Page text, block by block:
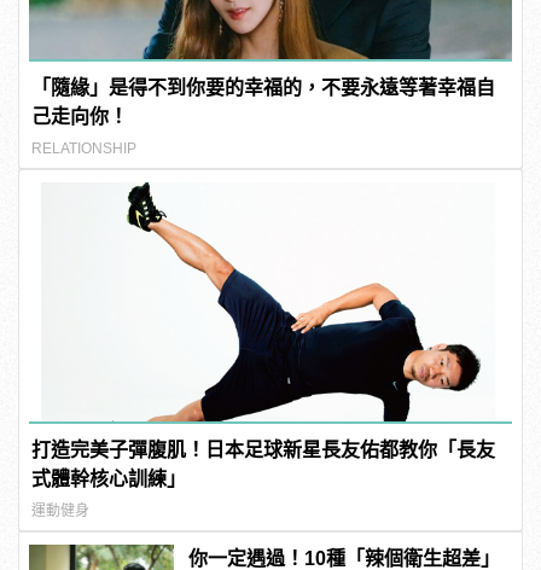
「隨緣」是得不到你要的幸福的，不要永遠等著幸福自
己走向你！
RELATIONSHIP
打造完美子彈腹肌！日本足球新星長友佑都教你「長友
式體幹核心訓練」
運動健身
你一定遇過！10種「辣個衛生超差」